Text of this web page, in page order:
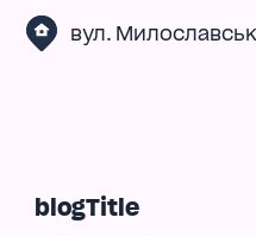
вул.
blogTitle